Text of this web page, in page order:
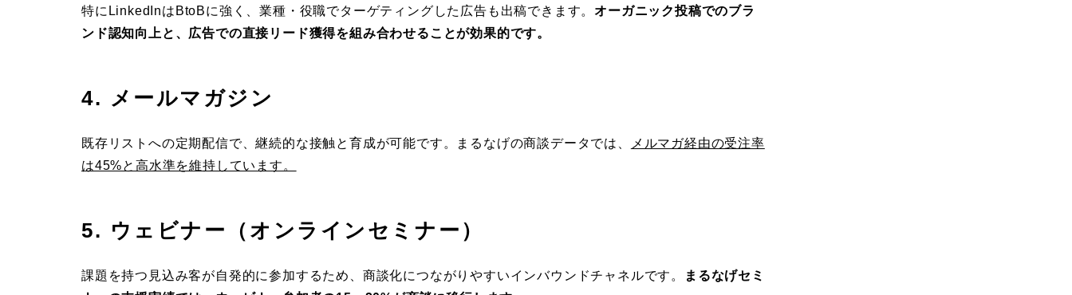
特にLinkedInはBtoBに強く、業種・役職でターゲティングした広告も出稿できます。オーガニック投稿でのブラ
ンド認知向上と、広告での直接リード獲得を組み合わせることが効果的です。
4. メールマガジン
既存リストへの定期配信で、継続的な接触と育成が可能です。まるなげの商談データでは、
メルマガ経由の受注率
は45%と高水準を維持しています。
5. ウェビナー（オンラインセミナー）
課題を持つ見込み客が自発的に参加するため、商談化につながりやすいインバウンドチャネルです。
まるなげセミ